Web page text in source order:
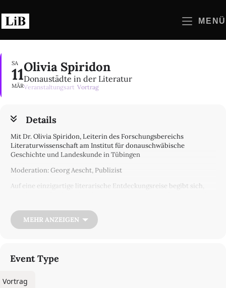
Inhalt
springen
MENÜ
SA
11
MÄR
Olivia Spiridon
Donaustädte in der Literatur
Veranstaltungsart Vortrag
Details
Mit Dr. Olivia Spiridon, Leiterin des Forschungsbereichs
Literaturwissenschaft am Institut für donauschwäbische
Geschichte und Landeskunde in Tübingen
Moderation: Georg Aescht, Publizist
Auf eine einzigartige literarische Entdeckungsreise begibt sich,
Märchen, Gedichte, Erzählungen, Romane, Reiseberichte, Essays,
Tagebücher entdecken und die Vielfalt bestaunen, die Europas
längster Strom anbietet. In quirligen Donaustädten wird er landen
Donaustädte als Gegenstand der literarischen Reflexion
Entwicklungen. Über die Spannungsfelder Modernisierung und
MEHR ANZEIGEN
Event Type
Vortrag